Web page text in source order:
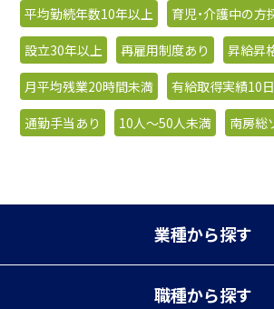
平均勤続年数10年以上
育児・介護中の方
設立30年以上
再雇用制度あり
昇給昇
月平均残業20時間未満
有給取得実績10
通勤手当あり
10人〜50人未満 南房総
業種から探す
職種から探す